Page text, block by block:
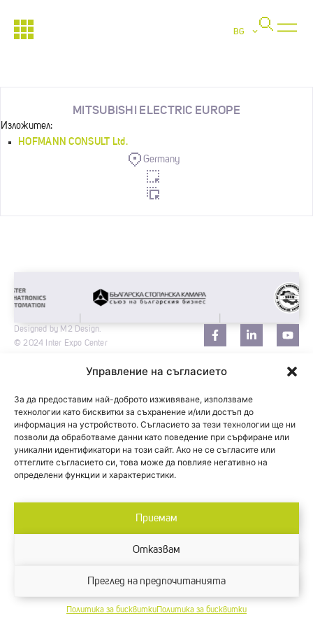
Управление на съгласието
За да предоставим най-доброто изживяване, използваме
технологии като бисквитки за съхранение и/или достъп до
информация на устройството. Съгласието за тези технологии ще ни
позволи да обработваме данни като поведение при сърфиране или
уникални идентификатори на този сайт. Ако не се съгласите или
оттеглите съгласието си, това може да повлияе негативно на
определени функции и характеристики.
Приемам
Отказвам
Преглед на предпочитанията
Политика за бисквитки Политика за бисквитки
BG
MITSUBISHI ELECTRIC EUROPE
Изложител:
HOFMANN CONSULT Ltd.
Germany
Designed by M2 Design.
© 2024 Inter Expo Center